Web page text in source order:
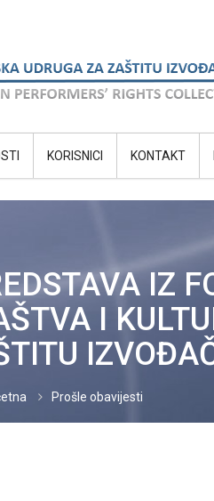
KORISNICI KONTAKT
IZ
I
Prošle obavijesti